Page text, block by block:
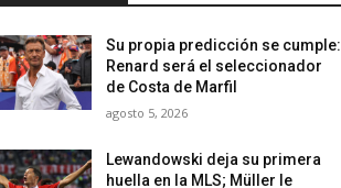
Su propia predicción se cumple:
Renard será el seleccionador
de Costa de Marfil
agosto 5, 2026
Lewandowski deja su primera
huella en la MLS; Müller le